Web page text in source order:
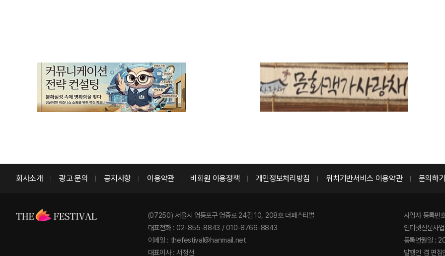
회사소개 광고 문의 공지사항 이용약관 비회원 이용정책 개인정보처리방침 위치기반서비스 이용약관 문의하기
(07250) 서울시 영등포구 영중로 24길 10, 208호 더페스티벌
대표전화 : 02-855-8843 / 010-8766-8843
이메일 : thefestival@hanmail.net
대표이사 : 서정선
사업자 등록
인터넷신문사
등록연월일 :
발행인 겸 편집